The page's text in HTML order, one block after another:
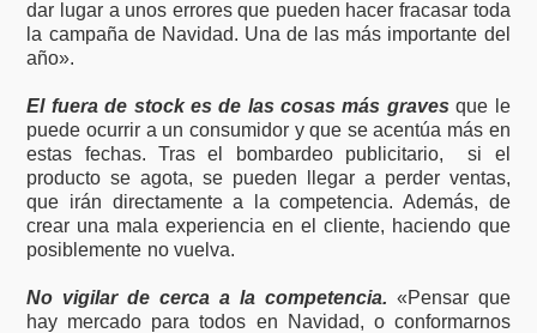
dar lugar a unos errores que pueden hacer fracasar toda
la campaña de Navidad. Una de las más importante del
año».
El fuera de stock es de las cosas más graves que le
puede ocurrir a un consumidor y que se acentúa más en
estas fechas. Tras el bombardeo publicitario, si el
producto se agota, se pueden llegar a perder ventas,
que irán directamente a la competencia. Además, de
crear una mala experiencia en el cliente, haciendo que
posiblemente no vuelva.
No vigilar de cerca a la competencia. «Pensar que
hay mercado para todos en Navidad, o conformarnos